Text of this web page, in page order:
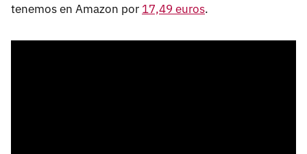
tenemos en Amazon por 17,49 euros.